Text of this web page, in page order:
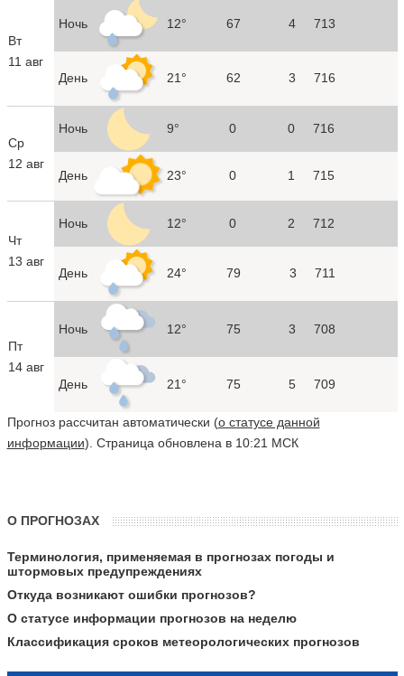
Вт
11 авг
Ночь 12° 67 4 713
День 21° 62 3 716
Ср
12 авг
Ночь 9° 0 0 716
День 23° 0 1 715
Чт
13 авг
Ночь 12° 0 2 712
День 24° 79 3 711
Пт
14 авг
Ночь 12° 75 3 708
День 21° 75 5 709
Прогноз рассчитан автоматически (о статусе данной
информации). Страница обновлена в 10:21 МСК
О ПРОГНОЗАХ
Терминология, применяемая в прогнозах погоды и
штормовых предупреждениях
Откуда возникают ошибки прогнозов?
О статусе информации прогнозов на неделю
Классификация сроков метеорологических прогнозов